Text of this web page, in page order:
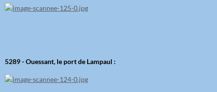
5289 - Ouessant, le port de Lampaul :